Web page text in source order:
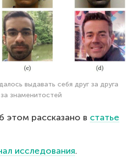
выдавать себя друг за друга
знаменитостей
этом рассказано в статье
исследования.